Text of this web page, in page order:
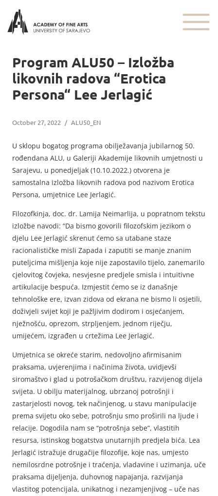
Program ALU50 – Izložba
likovnih radova “Erotica
Persona“ Lee Jerlagić
October 27, 2022 / ALU50_EN
U sklopu bogatog programa obilježavanja jubilarnog 50.
rođendana ALU, u Galeriji Akademije likovnih umjetnosti u
Sarajevu, u ponedjeljak (10.10.2022.) otvorena je
samostalna izložba likovnih radova pod nazivom Erotica
Persona, umjetnice Lee Jerlagić.
Filozofkinja, doc. dr. Lamija Neimarlija, u popratnom tekstu
izložbe navodi: “Da bismo govorili filozofskim jezikom o
djelu Lee Jerlagić skrenut ćemo sa utabane staze
racionalističke misli Zapada i zaputiti se manje znanim
puteljcima mišljenja koje nije zapostavilo tijelo, zanemarilo
cjelovitog čovjeka, nesvjesne predjele smisla i intuitivne
artikulacije bespuća. Izmjestit ćemo se iz današnje
tehnološke ere, izvan zidova od ekrana ne bismo li osjetili,
doživjeli svijet koji je pažljivim dodirom i osjećanjem,
nježnošću, oprezom, strpljenjem, jednom riječju,
umijećem, izgrađen u crtežima Lee Jerlagić.
Umjetnica se okreće starim, nedovoljno afirmisanim
praksama, uvjerenjima i načinima života, uvidjevši
siromaštvo i glad u potrošačkom društvu, razvijenog dijela
svijeta. U obilju materijalnog, ubrzanoj potrošnji i
zastarjelosti novog, tek načinjenog, u stavu manipulacije
prema svijetu oko sebe, potrošnju smo proširili na ljude i
relacije. Dogodila nam se “potrošnja sebe”, vlastitih
resursa, istinskog bogatstva unutarnjih predjela bića. Lea
Jerlagić istražuje drugačije filozofije, koje nas, umjesto
nemilosrdne potrošnje i traćenja, vladavine i uzimanja, uče
praksama dijeljenja, duhovnog napajanja, razvijanja
vlastitog potencijala, unikatnog i nezamjenjivog – uče nas